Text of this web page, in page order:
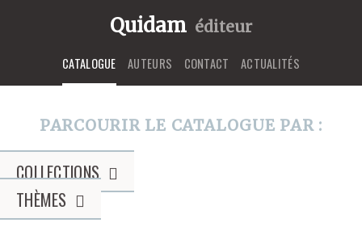
Quidam éditeur
CATALOGUE AUTEURS CONTACT ACTUALITÉS
PARCOURIR LE CATALOGUE PAR :
COLLECTIONS
THÈMES